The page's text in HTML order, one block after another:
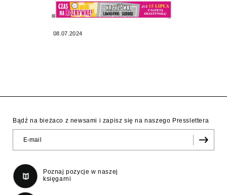
08.07.2024
Bądź na bieżaco z newsami i zapisz się na naszego Presslettera
Poznaj pozycje w naszej
księgarni